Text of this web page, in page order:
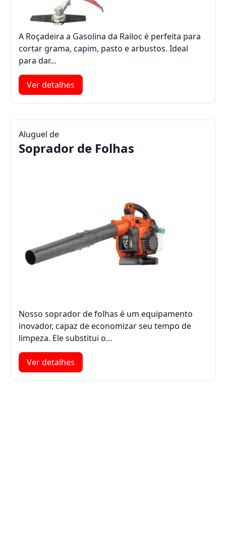
A Roçadeira a Gasolina da Railoc é perfeita para
cortar grama, capim, pasto e arbustos. Ideal
para dar…
Ver detalhes
Aluguel de
Soprador de Folhas
Nosso soprador de folhas é um equipamento
inovador, capaz de economizar seu tempo de
limpeza. Ele substitui o…
Ver detalhes